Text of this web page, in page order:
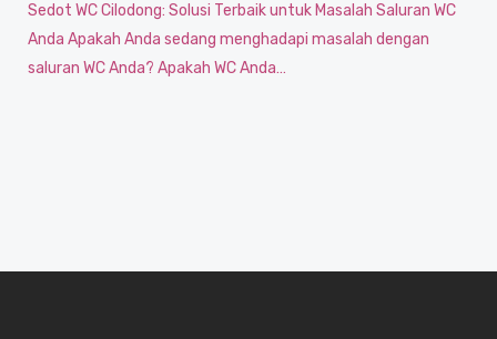
Sedot WC Cilodong: Solusi Terbaik untuk Masalah Saluran WC
Anda Apakah Anda sedang menghadapi masalah dengan
saluran WC Anda? Apakah WC Anda…